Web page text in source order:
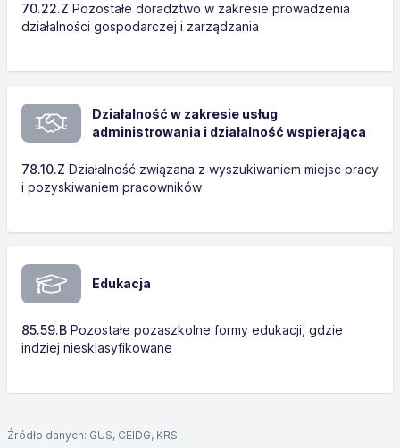
70.22.Z Pozostałe doradztwo w zakresie prowadzenia
działalności gospodarczej i zarządzania
Działalność w zakresie usług
administrowania i działalność wspierająca
78.10.Z Działalność związana z wyszukiwaniem miejsc pracy
i pozyskiwaniem pracowników
Edukacja
85.59.B Pozostałe pozaszkolne formy edukacji, gdzie
indziej niesklasyfikowane
Źródło danych: GUS, CEIDG, KRS